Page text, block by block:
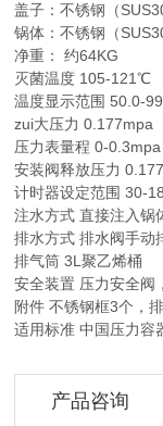
盖子：不锈钢（
锅体：不锈钢（
净重： 约64KG
灭菌温度 105-121℃
温度显示范围 50.0-
zui大压力 0.177mpa
压力表量程 0-0.3mpa
安装阀释放压力
计时器设定范围 30-
注水方式 直接注入锅
排水方式 排水阀手动
排气筒 3L聚乙烯桶
安全装置 压力安全阀
附件 不锈钢框3个，
适用标准 中国压力容
产品咨询